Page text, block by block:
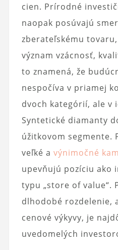
cien. Prírodné
naopak posúvajú
zberateľskému
význam vzácnosť,
to znamená, že
nespočíva v priamej
dvoch kategórií, ale v
Syntetické diamanty
úžitkovom segmente.
veľké a výnimočné
upevňujú pozíciu ako
typu „store of value“.
dlhodobé rozdelenie,
cenové výkyvy, je
uvedomelých